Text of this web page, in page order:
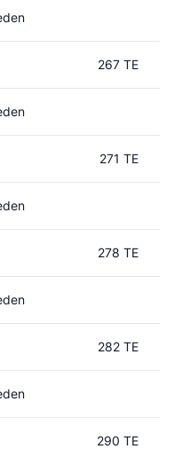
267 TE
271 TE
278 TE
282 TE
290 TE